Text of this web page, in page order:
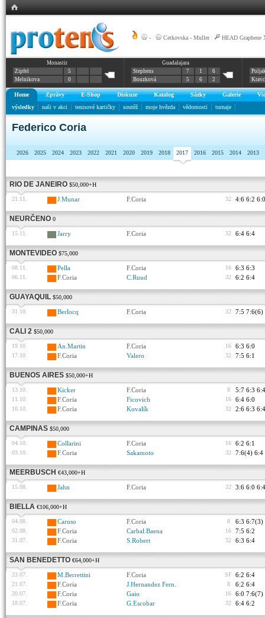
- Cetkovska - Muller| HEAD Graphene
Monastir
Zipfel
5
Melnikova
0
Guadalajara
Stephens
7 1
6
Bouzková
5 6 2
Home Zprávy E-Shop Diskuze Katalog Sázky Galerie
výsledky
naši v akci tenisové kartičky soutěž moje hvězda vědomosti turnaje
Federico Coria
2026 2025 2024 2023 2022 2021 2020 2019 2018 2017 2016 2015 2014 2013
RIO DE JANEIRO $50,000+H
21.11. J.Munar F.Coria 32 4:6 6:2 6:0
NEURČENO 0
15.11. Jarry F.Coria 32 6:4 6:4
MONTEVIDEO $75,000
08.11. Pella F.Coria 16 6:3 6:3
06.11. F.Coria C.Ruud 32 6:2 6:4
GUAYAQUIL $50,000
31.10. Berlocq F.Coria 32 7:5 7:6(6)
CALI 2 $50,000
19.10. An.Martin F.Coria 16 6:3 6:0
17.10. F.Coria Valero 32 7:5 6:1
BUENOS AIRES $50,000+H
13.10. Kicker F.Coria 8 5:7 6:3 6:4
11.10. F.Coria Ficovich 16 6:4 6:0
10.10. F.Coria Kovalík 32 2:6 6:3 6:4
CAMPINAS $50,000
04.10. Collarini F.Coria 16 6:2 6:1
03.10. F.Coria Sakamoto 32 7:6(4) 6:4
MEERBUSCH €43,000+H
15.08. Jahn F.Coria 32 3:6 6:0 6:4
BIELLA €106,000+H
04.08. Caruso F.Coria 8 6:3 6:7(3)
02.08. F.Coria Carbal.Baena 16 7:5 6:2
31.07. F.Coria S.Robert 32 6:3 6:4
SAN BENEDETTO €64,000+H
23.07. M.Berrettini F.Coria SF 6:2 6:4
21.07. F.Coria J.Hernandez Fern. 8 6:2 6:4
20.07. F.Coria Gaio 16 6:0 7:6(7)
18.07. F.Coria G.Escobar 32 6:4 6:2